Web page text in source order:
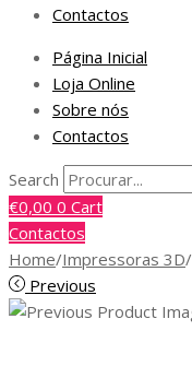
Contactos
Página Inicial
Loja Online
Sobre nós
Contactos
Search
€0,00 0 Cart
Contactos
Home/Impressoras 3D/
Previous